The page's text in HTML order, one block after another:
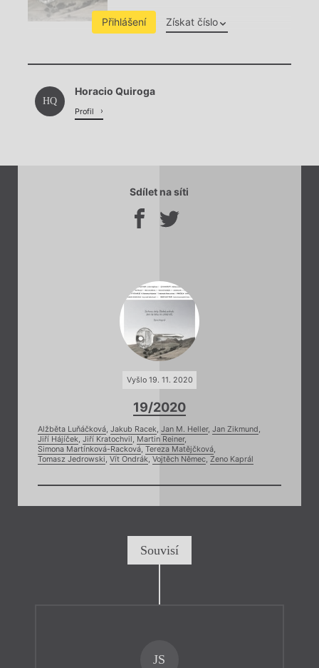
Přihlášení Získat číslo
Chviličku.
Načítá se.
HQ
Horacio Quiroga
Profil
Sdílet na síti
Vyšlo 19. 11. 2020
19/2020
Alžběta Luňáčková, Jakub Racek, Jan M. Heller, Jan Zikmund ,
Jiří Hájíček, Jiří Kratochvil , Martin Reiner,
Simona Martínková-Racková, Tereza Matějčková,
Tomasz Jedrowski, Vít Ondrák, Vojtěch Němec, Zeno Kaprál
Souvisí
JS